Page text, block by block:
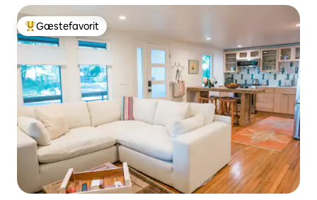
Bedste gæstefavorit
Gæstefavorit